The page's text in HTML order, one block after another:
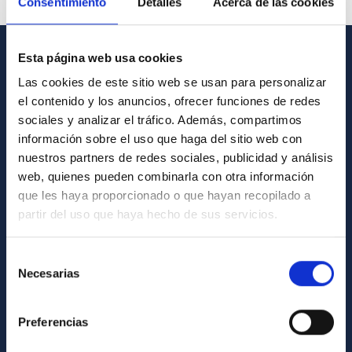
Esta página web usa cookies
Las cookies de este sitio web se usan para personalizar
el contenido y los anuncios, ofrecer funciones de redes
sociales y analizar el tráfico. Además, compartimos
información sobre el uso que haga del sitio web con
nuestros partners de redes sociales, publicidad y análisis
web, quienes pueden combinarla con otra información
que les haya proporcionado o que hayan recopilado a
partir del uso que haya hecho de sus servicios.
Necesarias
Preferencias
Contact
How to get to the IAC
List of personnel
Library
General register